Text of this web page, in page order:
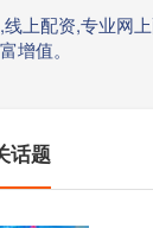
线上配资,专业网
增值。
话题